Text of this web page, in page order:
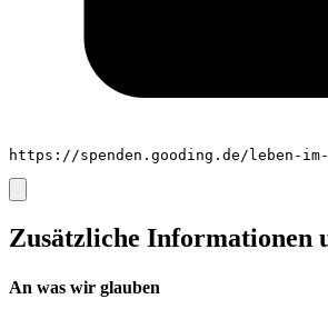
https://spenden.gooding.de/leben-
Zusätzliche Informationen
An was wir glauben